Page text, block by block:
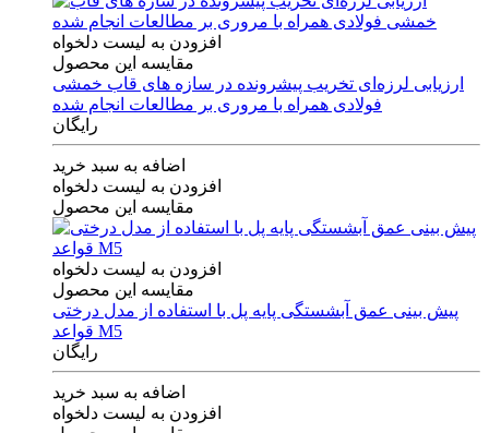
افزودن به لیست دلخواه
مقایسه این محصول
ارزیابی لرزه‌ای تخریب پیشرونده در سازه های قاب خمشی
فولادی همراه با مروری بر مطالعات انجام شده
رایگان
اضافه به سبد خرید
افزودن به لیست دلخواه
مقایسه این محصول
افزودن به لیست دلخواه
مقایسه این محصول
پیش بینی عمق آبشستگی پایه پل با استفاده از مدل درختی
قواعد M5
رایگان
اضافه به سبد خرید
افزودن به لیست دلخواه